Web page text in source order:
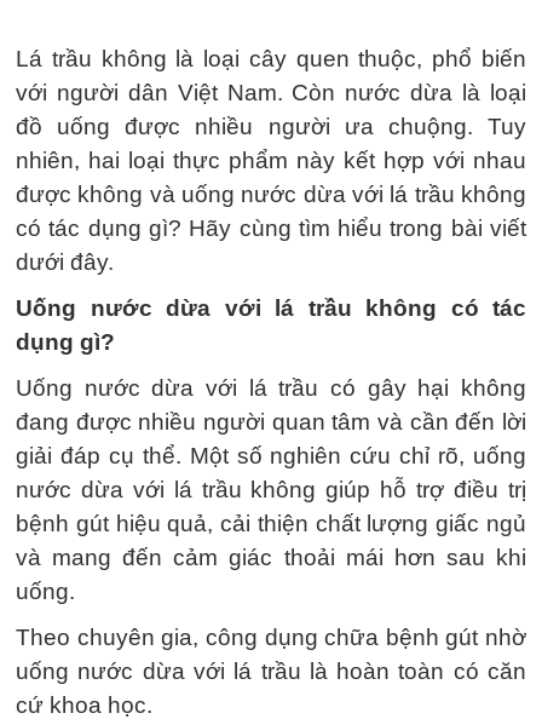
Lá trầu không là loại cây quen thuộc, phổ biến
với người dân Việt Nam. Còn nước dừa là loại
đồ uống được nhiều người ưa chuộng. Tuy
nhiên, hai loại thực phẩm này kết hợp với nhau
được không và uống nước dừa với lá trầu không
có tác dụng gì? Hãy cùng tìm hiểu trong bài viết
dưới đây.
Uống nước dừa với lá trầu không có tác
dụng gì?
Uống nước dừa với lá trầu có gây hại không
đang được nhiều người quan tâm và cần đến lời
giải đáp cụ thể. Một số nghiên cứu chỉ rõ, uống
nước dừa với lá trầu không giúp hỗ trợ điều trị
bệnh gút hiệu quả, cải thiện chất lượng giấc ngủ
và mang đến cảm giác thoải mái hơn sau khi
uống.
Theo chuyên gia, công dụng chữa bệnh gút nhờ
uống nước dừa với lá trầu là hoàn toàn có căn
cứ khoa học.